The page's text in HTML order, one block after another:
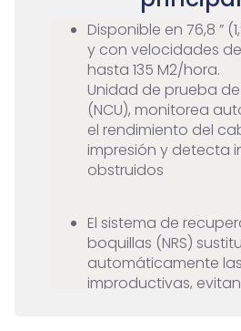
Disponible en 76,8 ”
y con velocidades
hasta 135 M2/hora.
Unidad de prueba
(NCU), monitorea
el rendimiento del
impresión y detecta
obstruidos
El sistema de
boquillas (NRS)
automáticamente
improductivas,